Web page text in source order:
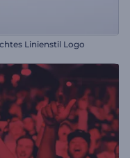
Linienstil Logo